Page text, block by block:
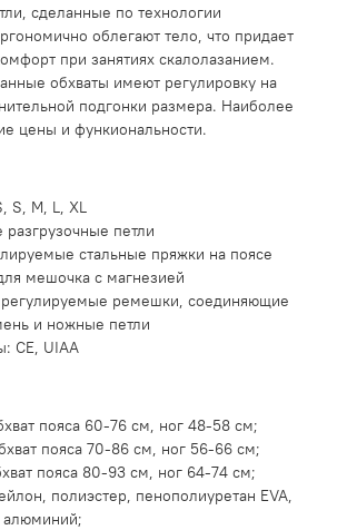
сделанные по технологии
облегают тело, что придает
при занятиях скалолазанием.
обхваты имеют регулировку на
подгонки размера. Наиболее
цены и функиональности.
S, M, L, XL
петли
стальные пряжки на поясе
мешочка с магнезией
регулируемые ремешки, соединяющие
и ножные петли
CE, UIAA
пояса 60-76 см, ног 48-58 см;
пояса 70-86 см, ног 56-66 см;
пояса 80-93 см, ног 64-74 см;
полиэстер, пенополиуретан EVA,
алюминий;